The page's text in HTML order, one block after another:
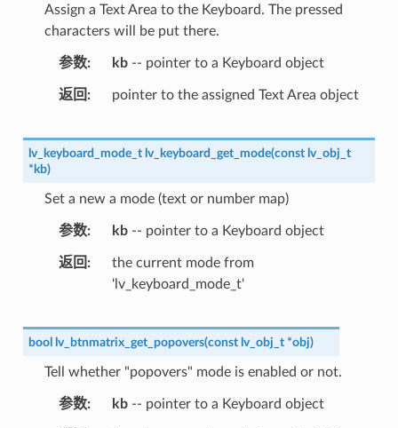
Assign a Text Area to the Keyboard. The pressed
characters will be put there.
参数 kb-- pointer to a Keyboard object
返回 pointer to the assigned Text Area object
lv_keyboard_mode_t lv_keyboard_get_mode(const lv_obj_t
* kb)
Set a new a mode (text or number map)
参数 kb-- pointer to a Keyboard object
返回
the current mode from
'lv_keyboard_mode_t'
bool lv_btnmatrix_get_popovers(const lv_obj_t *obj)
Tell whether "popovers" mode is enabled or not.
参数 kb-- pointer to a Keyboard object